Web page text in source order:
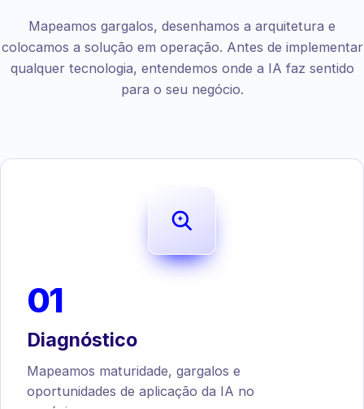
Mapeamos gargalos, desenhamos a arquitetura e
colocamos a solução em operação. Antes de implementar
qualquer tecnologia, entendemos onde a IA faz sentido
para o seu negócio.
01
Diagnóstico
Mapeamos maturidade, gargalos e
oportunidades de aplicação da IA no